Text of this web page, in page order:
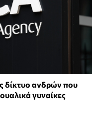
δίκτυο ανδρών που
γυναίκες